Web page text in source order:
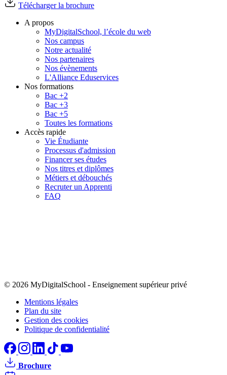
Télécharger la brochure
A propos
MyDigitalSchool, l’école du web
Nos campus
Notre actualité
Nos partenaires
Nos évènements
L'Alliance Eduservices
Nos formations
Bac +2
Bac +3
Bac +5
Toutes les formations
Accès rapide
Vie Étudiante
Processus d'admission
Financer ses études
Nos titres et diplômes
Métiers et débouchés
Recruter un Apprenti
FAQ
© 2026 MyDigitalSchool - Enseignement supérieur privé
Mentions légales
Plan du site
Gestion des cookies
Politique de confidentialité
Brochure